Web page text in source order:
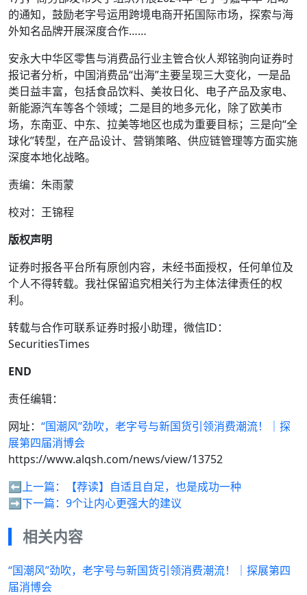
的通知，鼓励老字号运用跨境电商开拓国际市场，探索与海
外知名品牌开展深度合作……
安永大中华区零售与消费品行业主管合伙人郑铭驹向证券时
报记者分析，中国消费品“出海”主要呈现三大变化，一是品
类日益丰富，包括食品饮料、美妆日化、电子产品及家电、
新能源汽车等各个领域；二是目的地多元化，除了欧美市
场，东南亚、中东、拉美等地区也成为重要目标；三是向“全
球化”转型，在产品设计、营销策略、供应链管理等方面实施
深度本地化战略。
责编：朱雨蒙
校对：王锦程
版权声明
证券时报各平台所有原创内容，未经书面授权，任何单位及
个人不得转载。我社保留追究相关行为主体法律责任的权
利。
转载与合作可联系证券时报小助理，微信ID：
SecuritiesTimes
END
责任编辑：
网址： “国潮风”劲吹，老字号与新国货引领消费潮流！｜探
展第四届消博会
https://www.alqsh.com/news/view/13752
⬅️上一篇：
【荐读】自适且自足，也是成功一种
➡️下一篇： 9个让内心更强大的建议
相关内容
“国潮风”劲吹，老字号与新国货引领消费潮流！｜探展第四
届消博会